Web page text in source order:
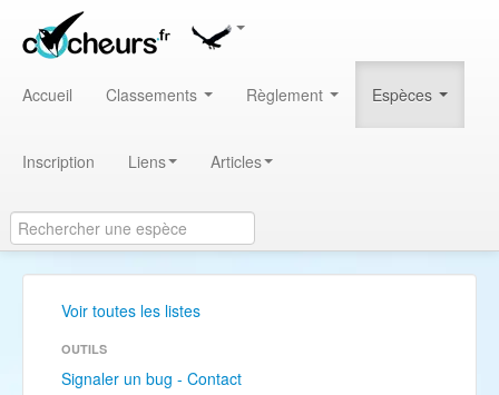
Accueil Classements Règlement Espèces
Inscription Liens Articles
Voir toutes les listes
OUTILS
Signaler un bug - Contact